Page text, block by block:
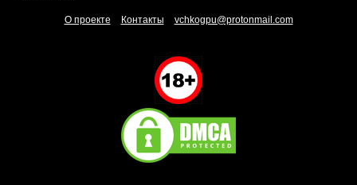
О проекте Контакты vchkogpu@protonmail.com